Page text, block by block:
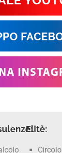
Elitè:
Circolo